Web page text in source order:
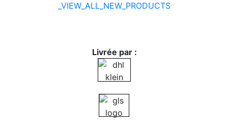
_VIEW_ALL_NEW_PRODUCTS
Livrée par :